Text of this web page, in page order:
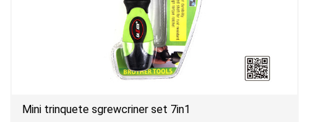
Mini trinquete sgrewcriner set 7in1